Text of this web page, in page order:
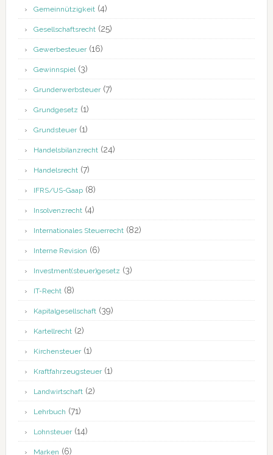
Gemeinnützigkeit(4)
Gesellschaftsrecht(25)
Gewerbesteuer(16)
Gewinnspiel(3)
Grunderwerbsteuer(7)
Grundgesetz (1)
Grundsteuer(1)
Handelsbilanzrecht(24)
Handelsrecht(7)
IFRS/US-Gaap(8)
Insolvenzrecht(4)
Internationales Steuerrecht(82)
Interne Revision (6)
Investment(steuer)gesetz (3)
IT-Recht(8)
Kapitalgesellschaft(39)
Kartellrecht(2)
Kirchensteuer(1)
Kraftfahrzeugsteuer(1)
Landwirtschaft(2)
Lehrbuch (71)
Lohnsteuer(14)
Marken (6)